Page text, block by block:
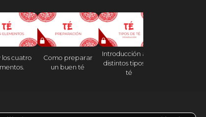
los cuatro
Como preparar
un buen té
Introducción a los
distintos tipos de
té